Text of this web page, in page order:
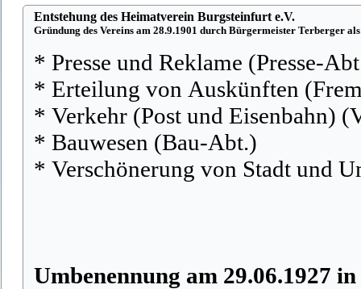
Entstehung des Heimatverein Burgsteinfurt e.V.
Gründung des Vereins am 28.9.1901 durch Bürgermeister Terberger
* Presse und Reklame (Presse-
* Erteilung von Auskünften
* Verkehr (Post und Eisenbahn)
* Bauwesen (Bau-Abt.)
* Verschönerung von Stadt und
Umbenennung am 29.06.1927